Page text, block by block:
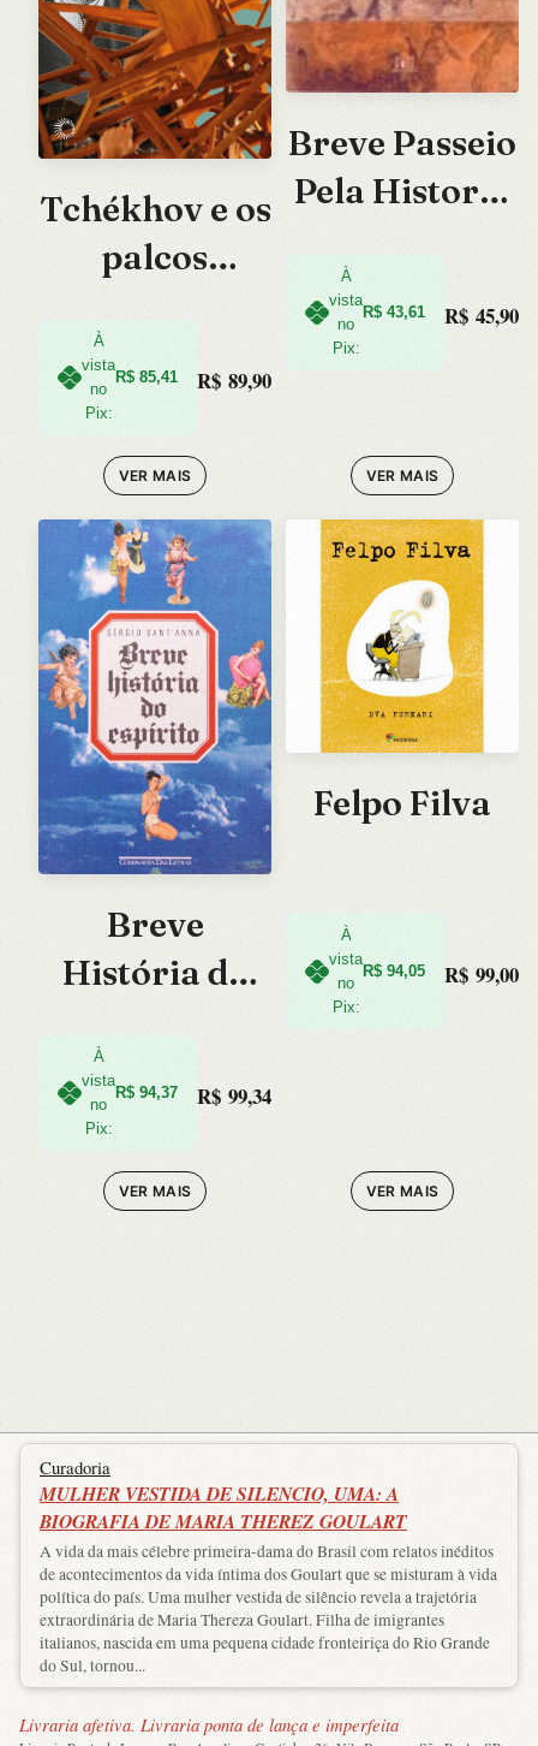
Tchékhov e os
palcos
À
vista
no
Pix:
R$ 85,41 R$ 89,90
VER MAIS
Breve Passeio
Pela Historia
À
vista
no
Pix:
R$ 43,61 R$ 45,90
VER MAIS
Breve
História do
À
vista
no
Pix:
R$ 94,37 R$ 99,34
VER MAIS
Felpo Filva
À
vista
no
Pix:
R$ 94,05 R$ 99,00
VER MAIS
Curadoria
MULHER VESTIDA DE SILENCIO, UMA: A
BIOGRAFIA DE MARIA THEREZ GOULART
A vida da mais célebre primeira-dama do Brasil com relatos inéditos
de acontecimentos da vida íntima dos Goulart que se misturam à vida
política do país. Uma mulher vestida de silêncio revela a trajetória
extraordinária de Maria Thereza Goulart. Filha de imigrantes
italianos, nascida em uma pequena cidade fronteiriça do Rio Grande
do Sul, tornou...
Livraria afetiva. Livraria ponta de lança e imperfeita